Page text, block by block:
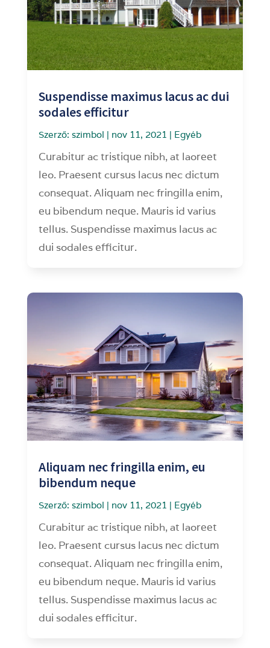
Suspendisse maximus lacus ac dui
sodales efficitur
Szerző: szimbol | nov 11, 2021 | Egyéb
Curabitur ac tristique nibh, at laoreet
leo. Praesent cursus lacus nec dictum
consequat. Aliquam nec fringilla enim,
eu bibendum neque. Mauris id varius
tellus. Suspendisse maximus lacus ac
dui sodales efficitur.
Aliquam nec fringilla enim, eu
bibendum neque
Szerző: szimbol | nov 11, 2021 | Egyéb
Curabitur ac tristique nibh, at laoreet
leo. Praesent cursus lacus nec dictum
consequat. Aliquam nec fringilla enim,
eu bibendum neque. Mauris id varius
tellus. Suspendisse maximus lacus ac
dui sodales efficitur.